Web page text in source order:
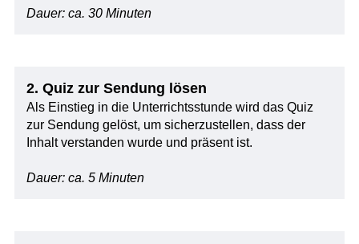
Dauer: ca. 30 Minuten
2. Quiz zur Sendung lösen
Als Einstieg in die Unterrichtsstunde wird das Quiz
zur Sendung gelöst, um sicherzustellen, dass der
Inhalt verstanden wurde und präsent ist.
Dauer: ca. 5 Minuten